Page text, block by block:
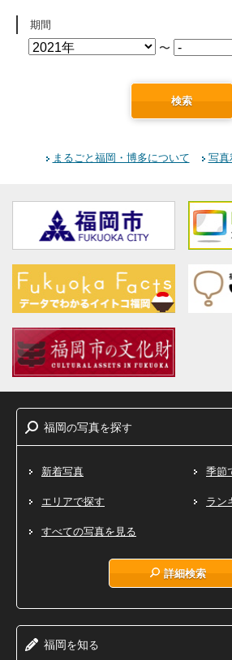
期間
〜
検索
まるごと福岡・博多について 写真
福岡の写真を探す
新着写真 季節
エリアで探す ラン
すべての写真を見る
詳細検索
福岡を知る